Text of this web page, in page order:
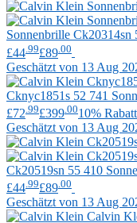
Sonnenbrille Ck20314sn
£44 .99£89 .00
Geschätzt von 13 Aug
Cknyc1851s 52 741
£72 .99£399 .0010%
Geschätzt von 13 Aug
Ck20519sn 55 410
£44 .99£89 .00
Geschätzt von 13 Aug